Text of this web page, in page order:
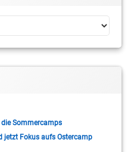
Sommercamps
jetzt Fokus aufs Ostercamp